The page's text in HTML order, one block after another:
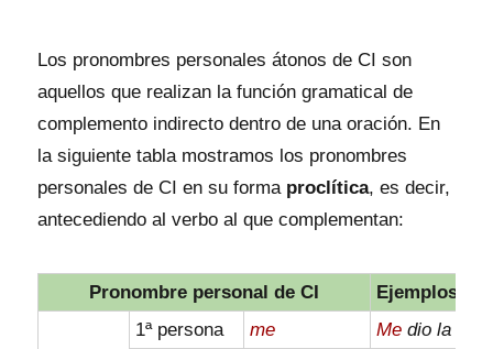
Los pronombres personales átonos de CI son
aquellos que realizan la función gramatical de
complemento indirecto dentro de una oración. En
la siguiente tabla mostramos los pronombres
personales de CI en su forma proclítica, es decir,
antecediendo al verbo al que complementan:
Pronombre personal de CI Ejemplos
1ª persona me Me dio la